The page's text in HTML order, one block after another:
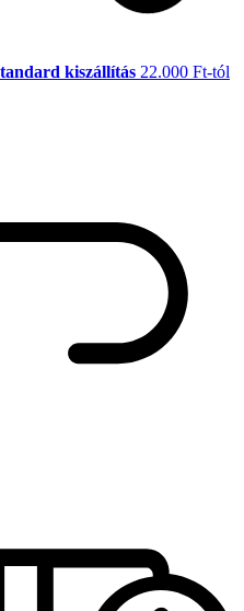
kiszállítás 22.000 Ft-tól